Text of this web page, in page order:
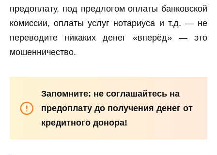
предоплату, под предлогом оплаты банковской
комиссии, оплаты услуг нотариуса и т.д. — не
переводите никаких денег «вперёд» — это
мошенничество.
Запомните: не соглашайтесь на
предоплату до получения денег от
кредитного донора!